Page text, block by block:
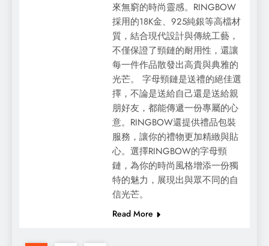
來無窮的時尚靈感。RINGBOW
採用的18K金、925純銀等高檔材
質，結合現代設計與傳統工藝，
不僅保證了頸鏈的耐用性，還讓
每一件作品散發出高貴與典雅的
光芒。 字母頸鏈是送禮的絕佳選
擇，不論是送給自己還是送給親
朋好友，都能傳遞一份專屬的心
意。RINGBOW還提供禮品包裝
服務，讓你的禮物更加精緻與貼
心。選擇RINGBOW的字母頸
鏈，為你的時尚風格增添一份獨
特的魅力，展現出與眾不同的自
信光芒。
Read More